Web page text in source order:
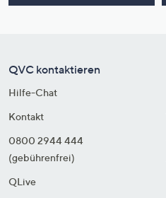
QVC kontaktieren
Hilfe-Chat
Kontakt
0800 2944 444
(gebührenfrei)
QLive